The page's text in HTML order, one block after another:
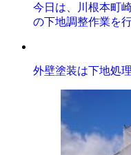
今日は、川根本町
の下地調整作業を
外壁塗装は下地処